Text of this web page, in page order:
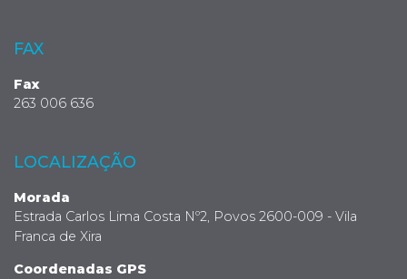
FAX
Fax
263 006 636
LOCALIZAÇÃO
Morada
Estrada Carlos Lima Costa Nº2, Povos 2600-009 - Vila
Franca de Xira
Coordenadas GPS